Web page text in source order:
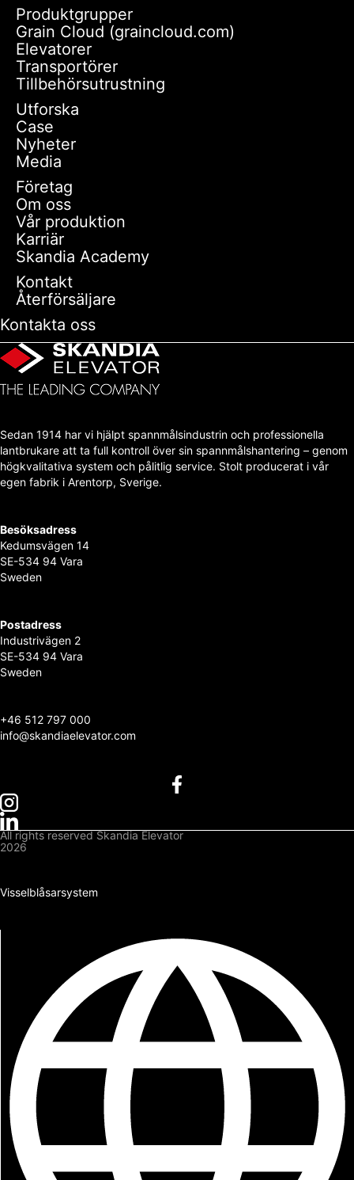
Produktgrupper
Grain Cloud (graincloud.com)
Elevatorer
Transportörer
Tillbehörsutrustning
Utforska
Case
Nyheter
Media
Företag
Om oss
Vår produktion
Karriär
Skandia Academy
Kontakt
Återförsäljare
Kontakta oss
Sedan 1914 har vi hjälpt spannmålsindustrin och professionella
lantbrukare att ta full kontroll över sin spannmålshantering – genom
högkvalitativa system och pålitlig service. Stolt producerat i vår
egen fabrik i Arentorp, Sverige.
Besöksadress
Kedumsvägen 14
SE-534 94 Vara
Sweden
Postadress
Industrivägen 2
SE-534 94 Vara
Sweden
+46 512 797 000
info@skandiaelevator.com
All rights reserved Skandia Elevator
2026
Visselblåsarsystem